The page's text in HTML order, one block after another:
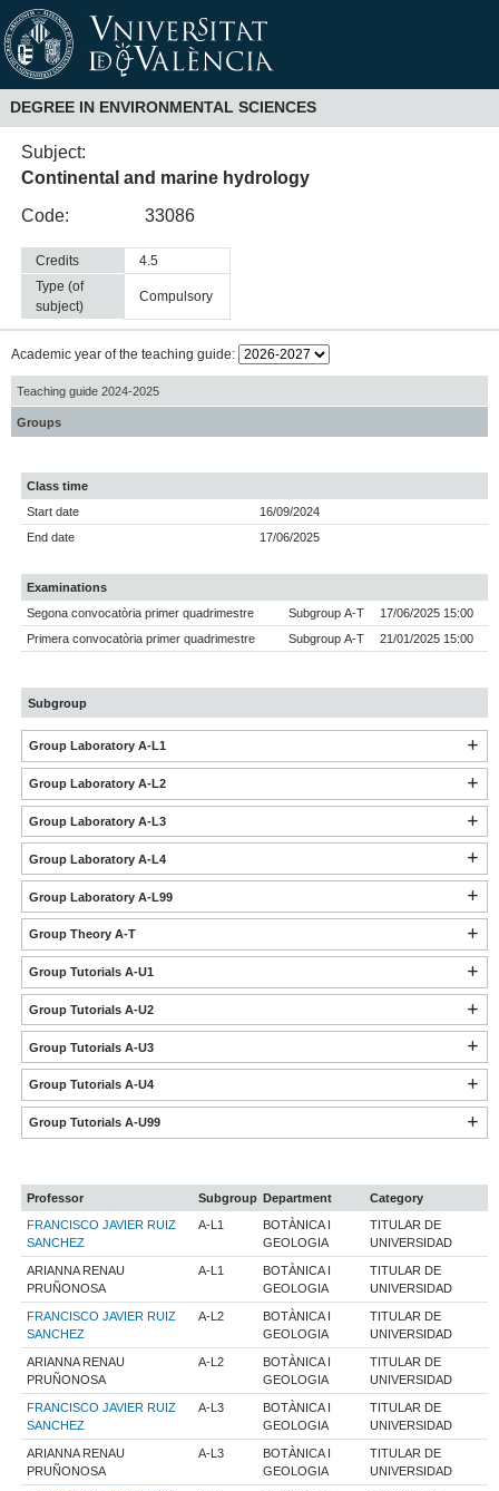
DEGREE IN ENVIRONMENTAL SCIENCES
Subject:
Continental and marine hydrology
Code:
33086
Credits
4.5
Type (of
subject)
compulsory
Academic year of the teaching guide:
Teaching guide 2024-2025
Groups
Class time
Start date
16/09/2024
End date
17/06/2025
Examinations
Segona convocatòria primer quadrimestre
Subgroup A-T
17/06/2025 15:00
Primera convocatòria primer quadrimestre
Subgroup A-T 21/01/2025 15:00
Subgroup
Group Laboratory A-L1
Group Laboratory A-L2
Group Laboratory A-L3
Group Laboratory A-L4
Group Laboratory A-L99
Group Theory A-T
Group Tutorials A-U1
Group Tutorials A-U2
Group Tutorials A-U3
Group Tutorials A-U4
Group Tutorials A-U99
Professor Subgroup Department
Category
FRANCISCO JAVIER RUIZ
SANCHEZ
A-L1
BOTÀNICA I
GEOLOGIA
TITULAR DE
UNIVERSIDAD
ARIANNA RENAU
PRUÑONOSA
A-L1
BOTÀNICA I
GEOLOGIA
TITULAR DE
UNIVERSIDAD
FRANCISCO JAVIER RUIZ
SANCHEZ
A-L2
BOTÀNICA I
GEOLOGIA
TITULAR DE
UNIVERSIDAD
ARIANNA RENAU
PRUÑONOSA
A-L2
BOTÀNICA I
GEOLOGIA
TITULAR DE
UNIVERSIDAD
FRANCISCO JAVIER RUIZ
SANCHEZ
A-L3
BOTÀNICA I
GEOLOGIA
TITULAR DE
UNIVERSIDAD
ARIANNA RENAU
PRUÑONOSA
A-L3
BOTÀNICA I
GEOLOGIA
TITULAR DE
UNIVERSIDAD